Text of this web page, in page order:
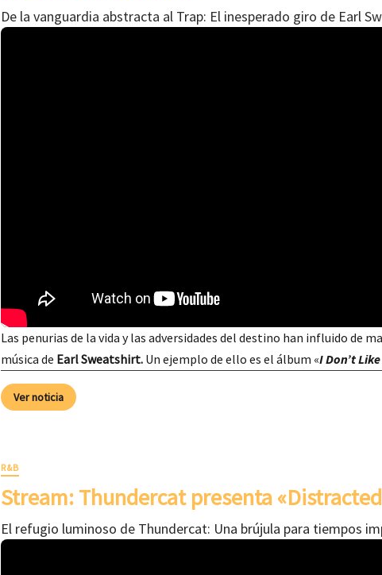
De la vanguardia abstracta al Trap: El inesperado giro de Earl
Las penurias de la vida y las adversidades del destino han influido de
música de Earl Sweatshirt. Un ejemplo de ello es el álbum «I Don’t
Ver noticia
R&B
Stream: Thundercat presenta
El refugio luminoso de Thundercat: Una brújula para tiempos